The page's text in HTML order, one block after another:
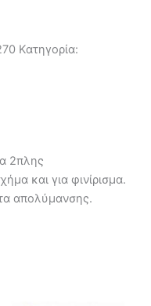
Κατηγορία:
2πλης
και για φινίρισμα.
απολύμανσης.